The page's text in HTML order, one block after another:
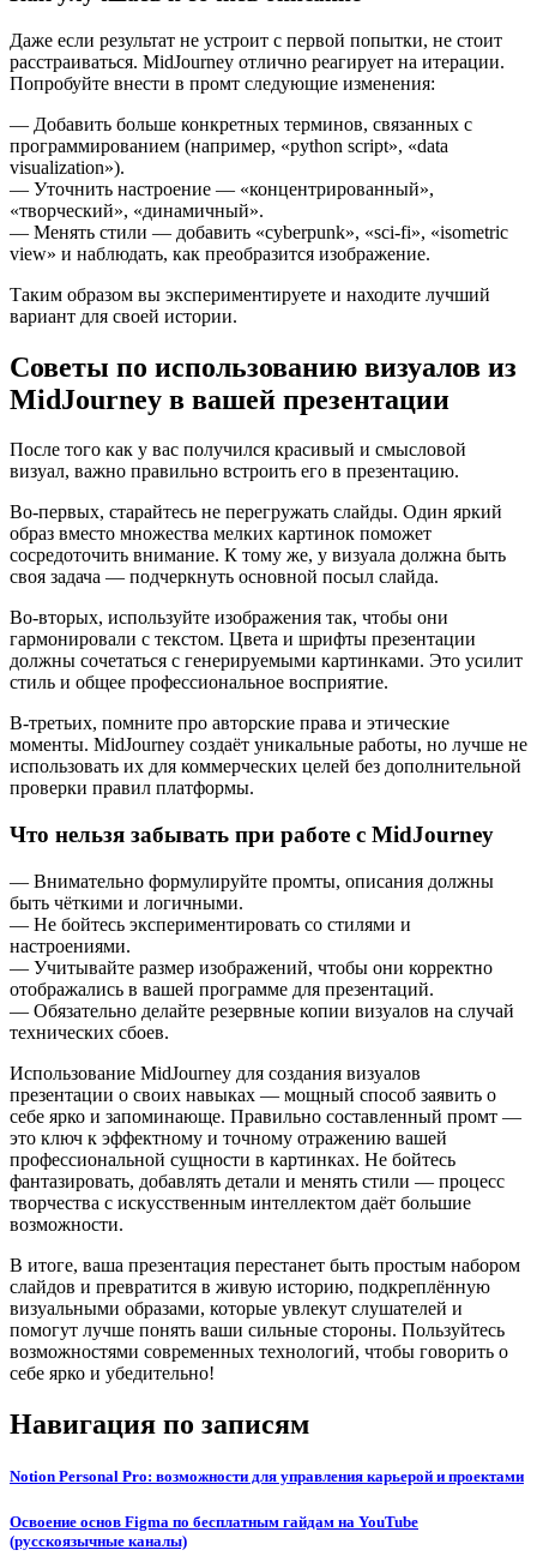
Даже если результат не устроит с первой попытки, не стоит
расстраиваться. MidJourney отлично реагирует на итерации.
Попробуйте внести в промт следующие изменения:
— Добавить больше конкретных терминов, связанных с
программированием (например, «python script», «data
visualization»).
— Уточнить настроение — «концентрированный»,
«творческий», «динамичный».
— Менять стили — добавить «cyberpunk», «sci-fi», «isometric
view» и наблюдать, как преобразится изображение.
Таким образом вы экспериментируете и находите лучший
вариант для своей истории.
Советы по использованию визуалов из
MidJourney в вашей презентации
После того как у вас получился красивый и смысловой
визуал, важно правильно встроить его в презентацию.
Во-первых, старайтесь не перегружать слайды. Один яркий
образ вместо множества мелких картинок поможет
сосредоточить внимание. К тому же, у визуала должна быть
своя задача — подчеркнуть основной посыл слайда.
Во-вторых, используйте изображения так, чтобы они
гармонировали с текстом. Цвета и шрифты презентации
должны сочетаться с генерируемыми картинками. Это усилит
стиль и общее профессиональное восприятие.
В-третьих, помните про авторские права и этические
моменты. MidJourney создаёт уникальные работы, но лучше не
использовать их для коммерческих целей без дополнительной
проверки правил платформы.
Что нельзя забывать при работе с MidJourney
— Внимательно формулируйте промты, описания должны
быть чёткими и логичными.
— Не бойтесь экспериментировать со стилями и
настроениями.
— Учитывайте размер изображений, чтобы они корректно
отображались в вашей программе для презентаций.
— Обязательно делайте резервные копии визуалов на случай
технических сбоев.
Использование MidJourney для создания визуалов
презентации о своих навыках — мощный способ заявить о
себе ярко и запоминающе. Правильно составленный промт —
это ключ к эффектному и точному отражению вашей
профессиональной сущности в картинках. Не бойтесь
фантазировать, добавлять детали и менять стили — процесс
творчества с искусственным интеллектом даёт большие
возможности.
В итоге, ваша презентация перестанет быть простым набором
слайдов и превратится в живую историю, подкреплённую
визуальными образами, которые увлекут слушателей и
помогут лучше понять ваши сильные стороны. Пользуйтесь
возможностями современных технологий, чтобы говорить о
себе ярко и убедительно!
Навигация по записям
Notion Personal Pro: возможности для управления карьерой и проектами
Освоение основ Figma по бесплатным гайдам на YouTube
(русскоязычные каналы)